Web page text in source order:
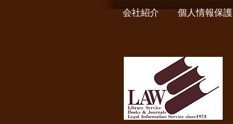
会社紹介 個人情報保護